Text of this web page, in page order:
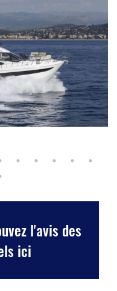
l'avis des
ici